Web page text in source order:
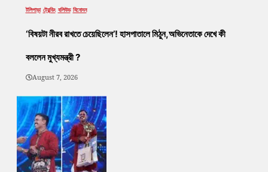
টলিপাড়া ট্রেন্ডিং বলিউড বিনোদন
‘বিষয়টা নীরব রাখতে চেয়েছিলেন’! হাসপাতালে মিঠুন,অভিনেতাকে দেখে কী
বললেন মুখ্যমন্ত্রী ?
August 7, 2026